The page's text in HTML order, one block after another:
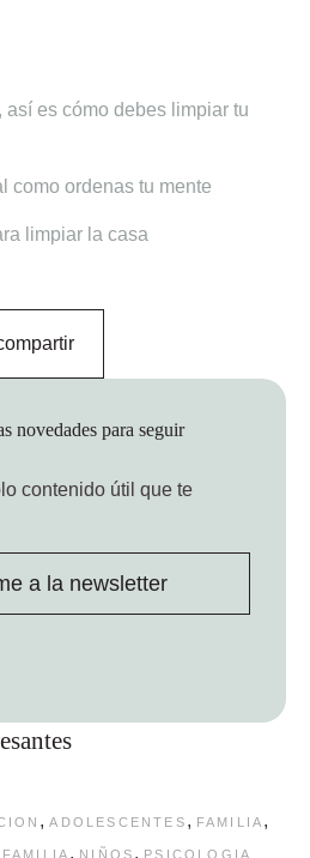
es cómo debes limpiar tu
como ordenas tu mente
limpiar la casa
, ADOLESCENTES , FAMILIA ,
, NIÑOS , PSICOLOGIA
novedades para seguir
contenido útil que te
a la newsletter